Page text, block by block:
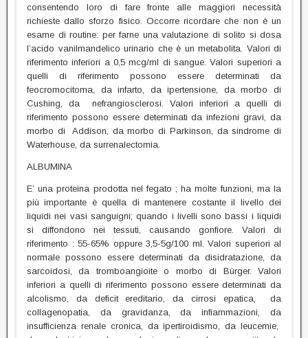
consentendo loro di fare fronte alle maggiori necessità
richieste dallo sforzo fisico. Occorre ricordare che non è un
esame di routine: per farne una valutazione di solito si dosa
l’acido vanilmandelico urinario che è un metabolita. Valori di
riferimento inferiori a 0,5 mcg/ml di sangue. Valori superiori a
quelli di riferimento possono essere determinati da
feocromocitoma, da infarto, da ipertensione, da morbo di
Cushing, da nefrangiosclerosi. Valori inferiori a quelli di
riferimento possono essere determinati da infezioni gravi, da
morbo di Addison, da morbo di Parkinson, da sindrome di
Waterhouse, da surrenalectomia.
ALBUMINA
E’ una proteina prodotta nel fegato ; ha molte funzioni, ma la
più importante è quella di mantenere costante il livello dei
liquidi nei vasi sanguigni; quando i livelli sono bassi i liquidi
si diffondono nei tessuti, causando gonfiore. Valori di
riferimento : 55-65% oppure 3,5-5g/100 ml. Valori superiori al
normale possono essere determinati da disidratazione, da
sarcoidosi, da tromboangioite o morbo di Bürger. Valori
inferiori a quelli di riferimento possono essere determinati da
alcolismo, da deficit ereditario, da cirrosi epatica, da
collagenopatia, da gravidanza, da infiammazioni, da
insufficienza renale cronica, da ipertiroidismo, da leucemie,